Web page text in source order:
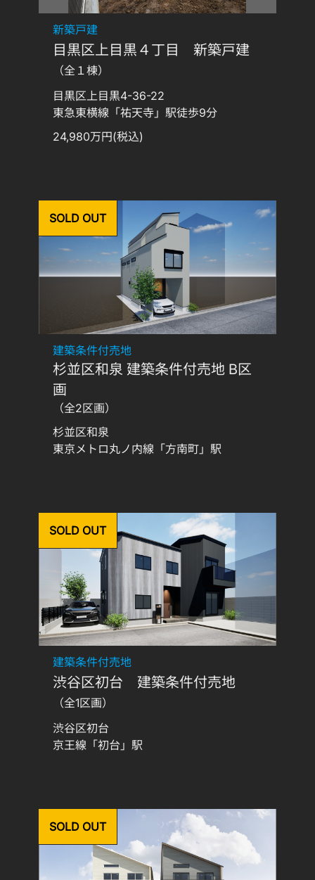
新築戸建
目黒区上目黒４丁目 新築戸建
（全１棟）
目黒区上目黒4-36-22
東急東横線「祐天寺」駅徒歩9分
24,980万円(税込)
SOLD OUT
建築条件付売地
杉並区和泉 建築条件付売地 B区
画
（全2区画）
杉並区和泉
東京メトロ丸ノ内線「方南町」駅
SOLD OUT
建築条件付売地
渋谷区初台 建築条件付売地
（全1区画）
渋谷区初台
京王線「初台」駅
SOLD OUT